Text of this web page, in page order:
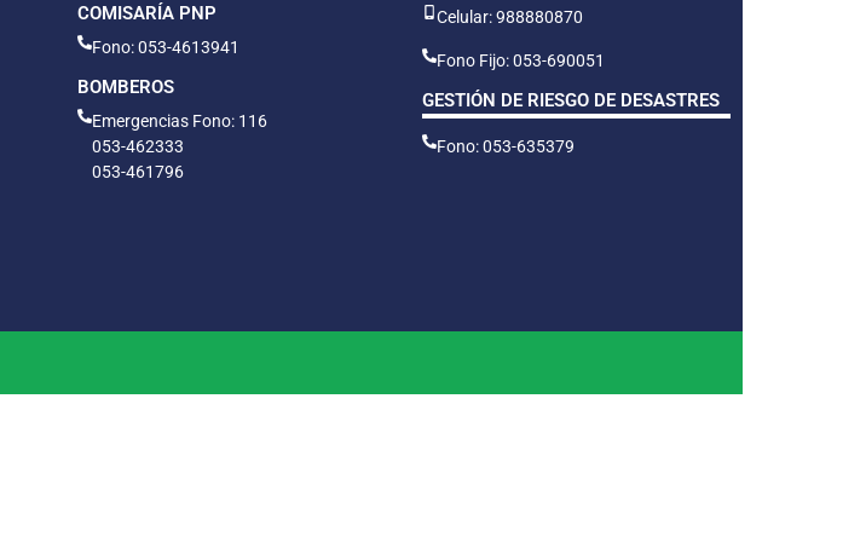
COMISARÍA PNP
Fono: 053-4613941
BOMBEROS
Emergencias Fono: 116
053-462333
053-461796
Celular: 988880870
Fono Fijo: 053-690051
GESTIÓN DE RIESGO DE DESASTRES
Fono: 053-635379